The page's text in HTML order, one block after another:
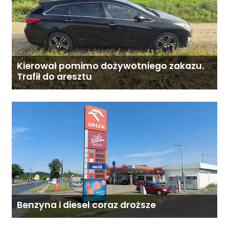
Kierował pomimo dożywotniego zakazu.
Trafił do aresztu
Benzyna i diesel coraz droższe